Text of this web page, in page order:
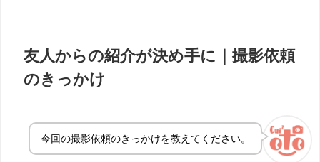
友人からの紹介が決め手に｜撮影依頼
のきっかけ
今回の撮影依頼のきっかけを教えてください。